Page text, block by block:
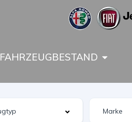
FAHRZEUGBESTAND